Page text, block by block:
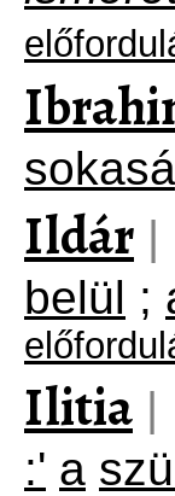
Ildár |
belül ;
Ilitia |
:' a